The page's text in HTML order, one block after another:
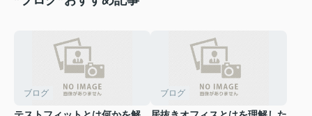
ブログ ブログ